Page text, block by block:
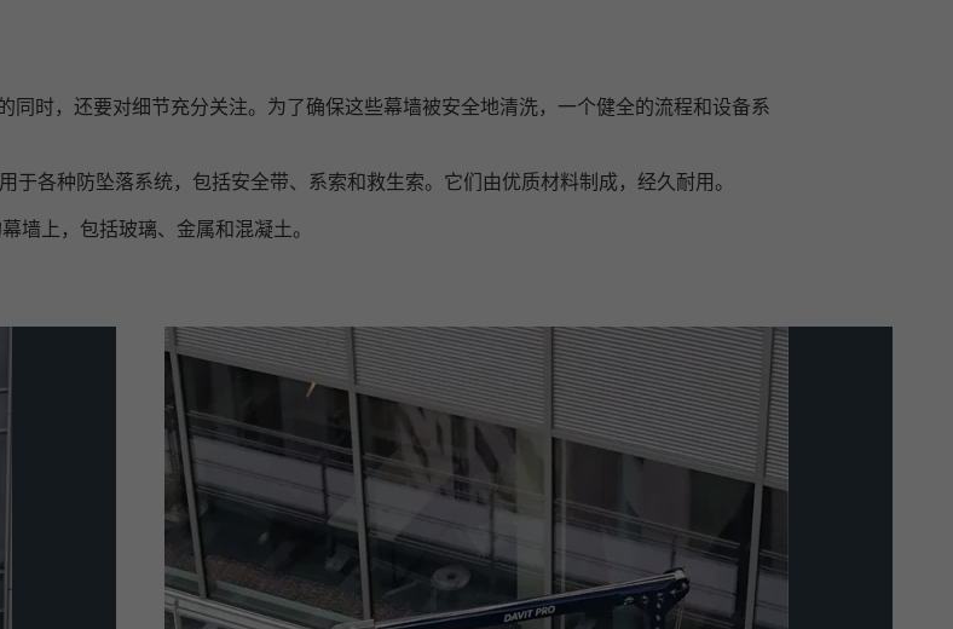
时，还要对细节充分关注。为了确保这些幕墙被安全地清洗，一个健全的流程和设备系
于各种防坠落系统，包括安全带、系索和救生索。它们由优质材料制成，经久耐用。
墙上，包括玻璃、金属和混凝土。